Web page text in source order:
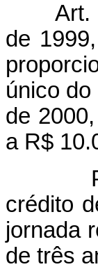
Art.
de
único
de
a R$
crédito
jornada
de três